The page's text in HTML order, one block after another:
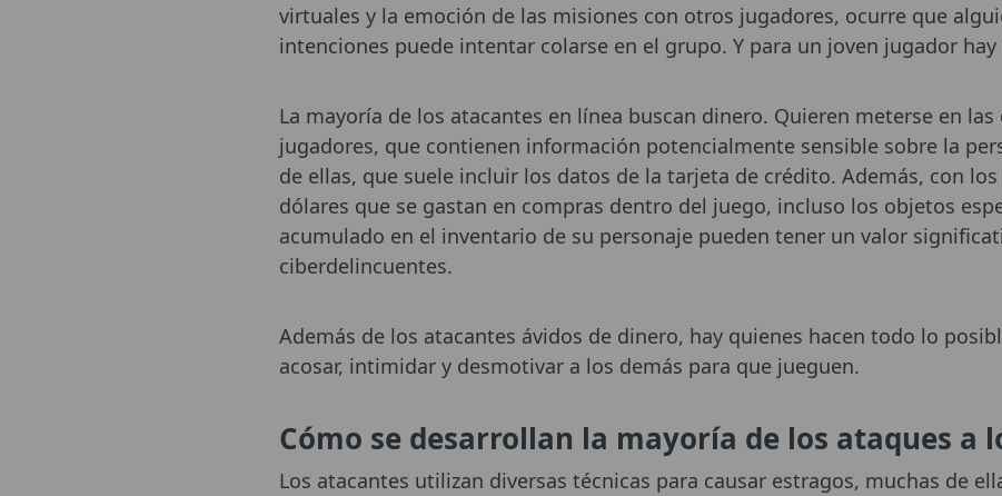
virtuales y la emoción de las misiones con otros jugadores, ocurre que
intenciones puede intentar colarse en el grupo. Y para un joven jugador
La mayoría de los atacantes en línea buscan dinero. Quieren meterse en
jugadores, que contienen información potencialmente sensible sobre la
de ellas, que suele incluir los datos de la tarjeta de crédito. Además, con
dólares que se gastan en compras dentro del juego, incluso los objetos
acumulado en el inventario de su personaje pueden tener un valor
ciberdelincuentes.
Además de los atacantes ávidos de dinero, hay quienes hacen todo lo
acosar, intimidar y desmotivar a los demás para que jueguen.
Cómo se desarrollan la mayoría de los ataques a
Los atacantes utilizan diversas técnicas para causar estragos, muchas de